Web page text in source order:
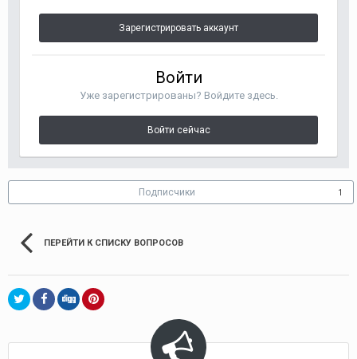
Зарегистрировать аккаунт
Войти
Уже зарегистрированы? Войдите здесь.
Войти сейчас
Подписчики 1
ПЕРЕЙТИ К СПИСКУ ВОПРОСОВ